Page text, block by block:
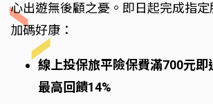
心出遊無後顧之憂。即日起完成指
加碼好康：
線上投保旅平險保費滿700元即
最高回饋14%